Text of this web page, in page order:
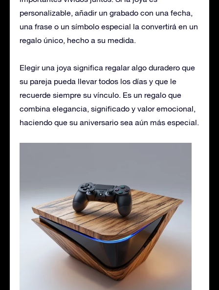
personalizable, añadir un grabado con una fecha,
una frase o un símbolo especial la convertirá en un
regalo único, hecho a su medida.
Elegir una joya significa regalar algo duradero que
su pareja pueda llevar todos los días y que le
recuerde siempre su vínculo. Es un regalo que
combina elegancia, significado y valor emocional,
haciendo que su aniversario sea aún más especial.